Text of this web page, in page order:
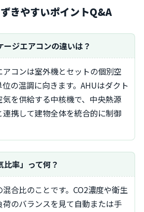
きやすいポイントQ&A
ージエアコンの違いは？
の温調に向きます。AHUはダクト
気を供給する中核機で、中央熱源
携して建物全体を統合的に制御
比率」って何？
荷のバランスを見て自動または手